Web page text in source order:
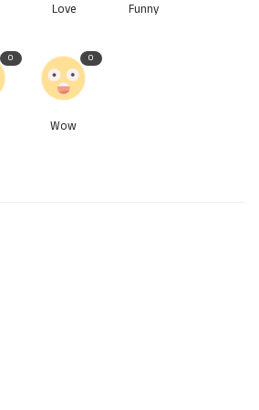
Love Funny
0 0
Wow